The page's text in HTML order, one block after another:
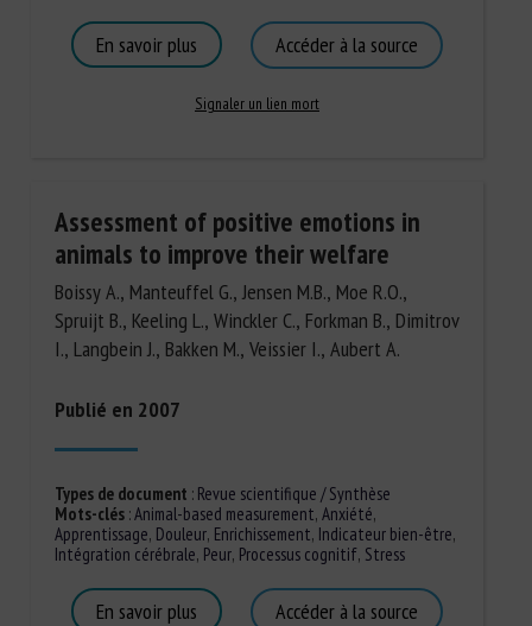
En savoir plus Accéder à la source
Signaler un lien mort
Assessment of positive emotions in
animals to improve their welfare
Boissy A., Manteuffel G., Jensen M.B., Moe R.O.,
Spruijt B., Keeling L., Winckler C., Forkman B., Dimitrov
I., Langbein J., Bakken M., Veissier I., Aubert A.
Publié en 2007
Types de document : Revue scientifique / Synthèse
Mots-clés:Animal-based measurement, Anxiété,
Apprentissage, Douleur, Enrichissement, Indicateur bien-être,
Intégration cérébrale, Peur, Processus cognitif, Stress
En savoir plus Accéder à la source